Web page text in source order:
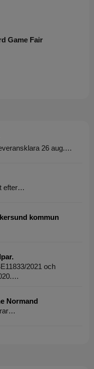
Game Fair
26 aug.…
efter…
kommun
2021 och
Normand